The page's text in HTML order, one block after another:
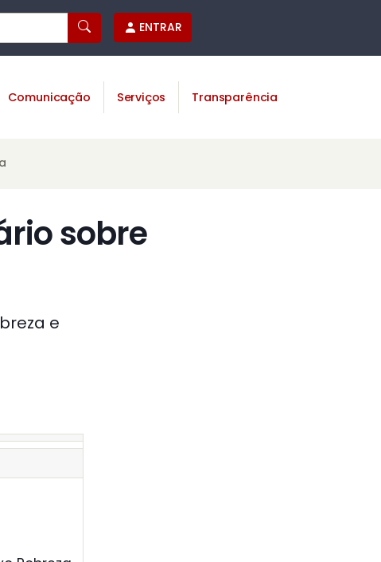
ENTRAR
Comunicação Serviços Transparência
sobre
e